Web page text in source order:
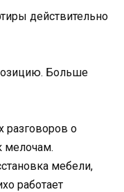
действительно
Больше
разговоров о
мелочам.
мебели,
работает